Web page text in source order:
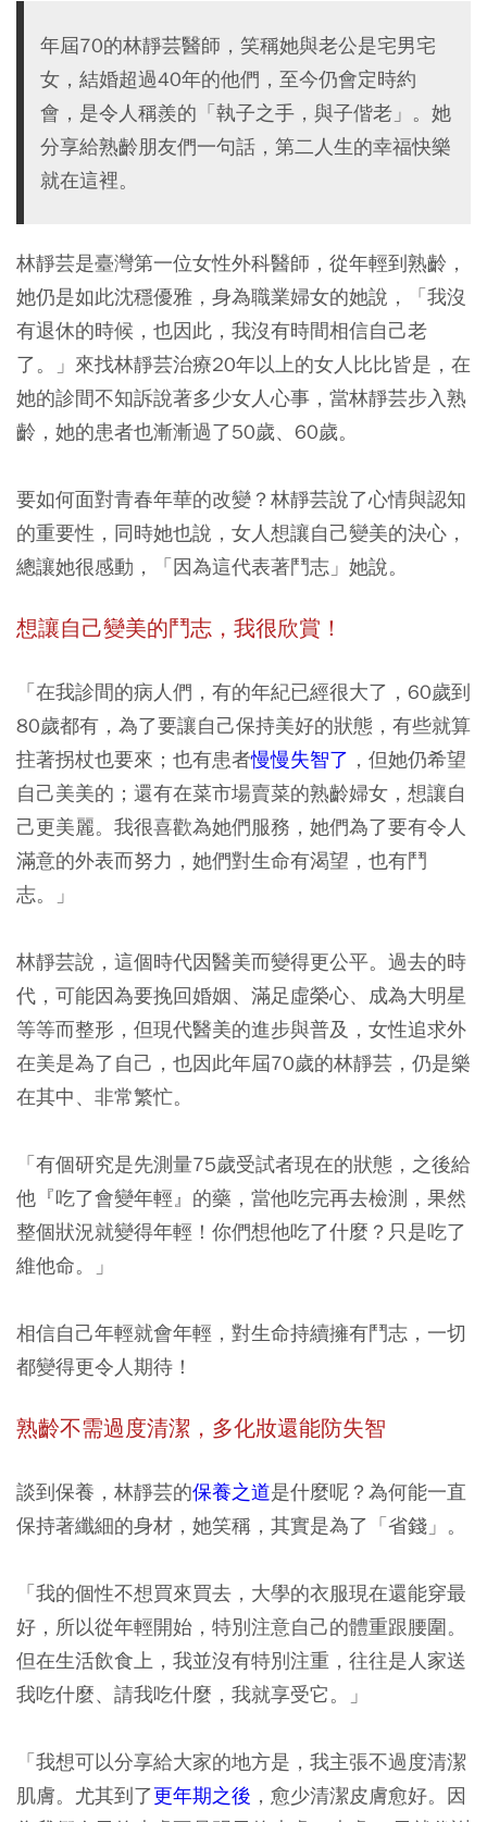
年屆70的林靜芸醫師，笑稱她與老公是宅男宅
女，結婚超過40年的他們，至今仍會定時約
會，是令人稱羨的「執子之手，與子偕老」。她
分享給熟齡朋友們一句話，第二人生的幸福快樂
就在這裡。
林靜芸是臺灣第一位女性外科醫師，從年輕到熟齡，
她仍是如此沈穩優雅，身為職業婦女的她說，「我沒
有退休的時候，也因此，我沒有時間相信自己老
了。」來找林靜芸治療20年以上的女人比比皆是，在
她的診間不知訴說著多少女人心事，當林靜芸步入熟
齡，她的患者也漸漸過了50歲、60歲。
要如何面對青春年華的改變？林靜芸說了心情與認知
的重要性，同時她也說，女人想讓自己變美的決心，
總讓她很感動，「因為這代表著鬥志」她說。
想讓自己變美的鬥志，我很欣賞！
「在我診間的病人們，有的年紀已經很大了，60歲到
80歲都有，為了要讓自己保持美好的狀態，有些就算
拄著拐杖也要來；也有患者慢慢失智了 ，但她仍希望
自己美美的；還有在菜市場賣菜的熟齡婦女，想讓自
己更美麗。我很喜歡為她們服務，她們為了要有令人
滿意的外表而努力，她們對生命有渴望，也有鬥
志。」
林靜芸說，這個時代因醫美而變得更公平。過去的時
代，可能因為要挽回婚姻、滿足虛榮心、成為大明星
等等而整形，但現代醫美的進步與普及，女性追求外
在美是為了自己，也因此年屆70歲的林靜芸，仍是樂
在其中、非常繁忙。
「有個研究是先測量75歲受試者現在的狀態，之後給
他『吃了會變年輕』的藥，當他吃完再去檢測，果然
整個狀況就變得年輕！你們想他吃了什麼？只是吃了
維他命。」
相信自己年輕就會年輕，對生命持續擁有鬥志，一切
都變得更令人期待！
熟齡不需過度清潔，多化妝還能防失智
談到保養，林靜芸的保養之道是什麼呢？為何能一直
保持著纖細的身材，她笑稱，其實是為了「省錢」。
「我的個性不想買來買去，大學的衣服現在還能穿最
好，所以從年輕開始，特別注意自己的體重跟腰圍。
但在生活飲食上，我並沒有特別注重，往往是人家送
我吃什麼、請我吃什麼，我就享受它。」
「我想可以分享給大家的地方是，我主張不過度清潔
肌膚。尤其到了更年期之後 ，愈少清潔皮膚愈好。因